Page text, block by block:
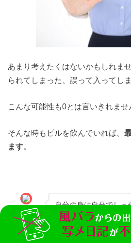
あまり考えたくはないかもしれま
られてしまった、誤って入ってしま
こんな可能性も0とは言いきれませ
そんな時もピルを飲んでいれば、
ます。
アレン
自分の身は自分でしっ
ね！！